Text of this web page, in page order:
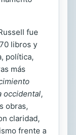
fue
libros y
política,
más
occidental,
obras,
claridad,
frente a